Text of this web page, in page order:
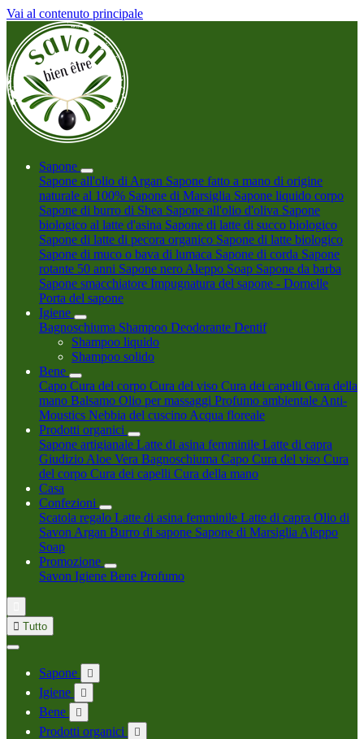
Vai al contenuto principale
Sapone
Sapone all'olio di Argan Sapone fatto a mano di origine
naturale al 100% Sapone di Marsiglia Sapone liquido corpo
Sapone di burro di Shea Sapone all'olio d'oliva Sapone
biologico al latte d'asina Sapone di latte di succo biologico
Sapone di latte di pecora organico Sapone di latte biologico
Sapone di muco o bava di lumaca Sapone di corda Sapone
rotante 50 anni Sapone nero Aleppo Soap Sapone da barba
Sapone smacchiatore Impugnatura del sapone - Dornelle
Porta del sapone
Igiene
Bagnoschiuma Shampoo Deodorante Dentif
Shampoo liquido
Shampoo solido
Bene
Capo Cura del corpo Cura del viso Cura dei capelli Cura della
mano Balsamo Olio per massaggi Profumo ambientale Anti-
Moustics Nebbia del cuscino Acqua floreale
Prodotti organici
Sapone artigianale Latte di asina femminile Latte di capra
Giudizio Aloe Vera Bagnoschiuma Capo Cura del viso Cura
del corpo Cura dei capelli Cura della mano
Casa
Confezioni
Scatola regalo Latte di asina femminile Latte di capra Olio di
Savon Argan Burro di sapone Sapone di Marsiglia Aleppo
Soap
Promozione
Savon Igiene Bene Profumo
 Tutto
Sapone 
Igiene 
Bene 
Prodotti organici 